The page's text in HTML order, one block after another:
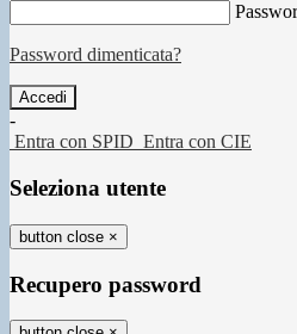
Password dimenticata?
-
Entra con SPID Entra con CIE
Seleziona utente
button close ×
Recupero password